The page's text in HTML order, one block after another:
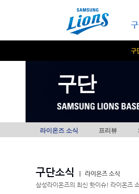
구
구단
라이온즈 소식 프리뷰
구단소식
라이온즈 소식
삼성라이온즈의 최신 핫이슈! 라이온즈